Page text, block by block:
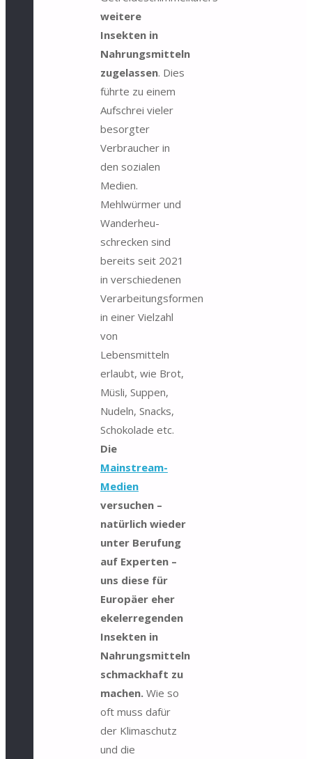
weitere
Insekten in
Nahrungsmitteln
zugelassen. Dies
führte zu einem
Aufschrei vieler
besorgter
Verbraucher in
den sozialen
Medien.
Mehlwürmer und
Wanderheu­
schrecken sind
bereits seit 2021
in verschiedenen
Verarbeitungsformen
in einer Vielzahl
von
Lebensmitteln
erlaubt, wie Brot,
Müsli, Suppen,
Nudeln, Snacks,
Schokolade etc.
Die
Mainstream-
Medien
versuchen –
natürlich wieder
unter Berufung
auf Experten –
uns diese für
Europäer eher
ekelerregenden
Insekten in
Nahrungsmitteln
schmackhaft zu
machen.Wie so
oft muss dafür
der Klimaschutz
und die